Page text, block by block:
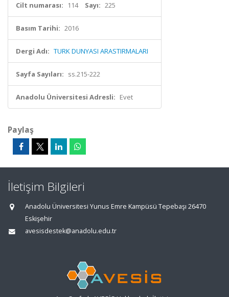
Cilt numarası: 114 Sayı: 225
Basım Tarihi: 2016
Dergi Adı: TURK DUNYASI ARASTIRMALARI
Sayfa Sayıları: ss.215-222
Anadolu Üniversitesi Adresli: Evet
Paylaş
İletişim Bilgileri
Anadolu Üniversitesi Yunus Emre Kampüsü Tepebaşı 26470
Eskişehir
avesisdestek@anadolu.edu.tr